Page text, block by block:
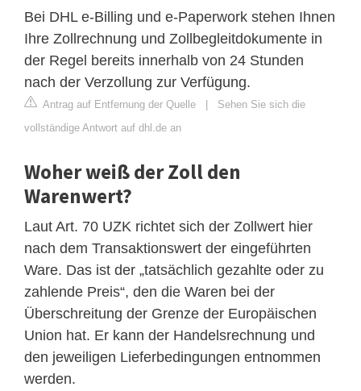
Bei DHL e-Billing und e-Paperwork stehen Ihnen
Ihre Zollrechnung und Zollbegleitdokumente in
der Regel bereits innerhalb von 24 Stunden
nach der Verzollung zur Verfügung.
Antrag auf Entfernung der Quelle | Sehen Sie sich die
vollständige Antwort auf dhl.de an
Woher weiß der Zoll den
Warenwert?
Laut Art. 70 UZK richtet sich der Zollwert hier
nach dem Transaktionswert der eingeführten
Ware. Das ist der „tatsächlich gezahlte oder zu
zahlende Preis“, den die Waren bei der
Überschreitung der Grenze der Europäischen
Union hat. Er kann der Handelsrechnung und
den jeweiligen Lieferbedingungen entnommen
werden.